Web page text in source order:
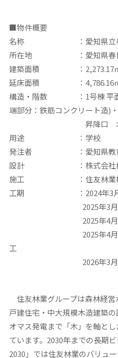
■物件概要
名称 ：愛知県立春日
所在地 ：愛知県春日井
建築面積 ：2,273.17
延床面積 ：4,786.16
構造・階数 ：1号棟 平面
端部分：鉄筋コンクリート造)
昇降口 木造/渡
用途 ：学校
発注者 ：愛知県教育
設計 ：株式会社松
施工 ：住友林業株式
工期 ：2024年3月
2025年3月 1号
2025年4月 利
2025年4月 昇降口
工
2026年3月 完工
住友林業グループは森林経営
戸建住宅・中大規模木造建築
オマス発電まで「木」を軸と
ています。2030年までの長期
2030」では住友林業のバリュ